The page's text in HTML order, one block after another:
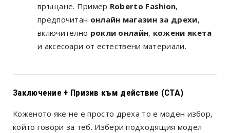
връщане. Пример Roberto Fashion,
предпочитан онлайн магазин за дрехи,
включително рокли онлайн, кожени якета
и аксесоари от естествени материали.
Заключение + Призив към действие (CTA)
Коженото яке не е просто дреха то е моден избор,
който говори за теб. Избери подходящия модел